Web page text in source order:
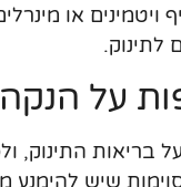
או
לתינוק.
על הנקה
בריאות התינוק,
שיש להימנע